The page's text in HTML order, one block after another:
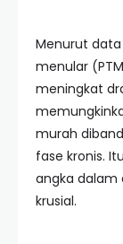
Menurut
menular
meningkat
murah
fase kronis.
angka dalam
krusial.